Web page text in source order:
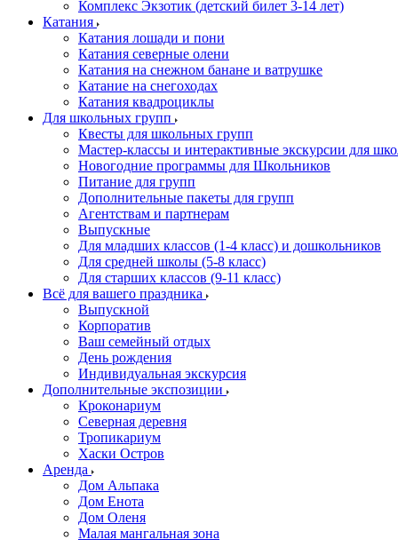
Комплекс Экзотик (детский билет 3-14 лет)
Катания
Катания лошади и пони
Катания северные олени
Катания на снежном банане и ватрушке
Катание на снегоходах
Катания квадроциклы
Для школьных групп
Квесты для школьных групп
Мастер-классы и интерактивные экскурсии для
Новогодние программы для Школьников
Питание для групп
Дополнительные пакеты для групп
Агентствам и партнерам
Выпускные
Для младших классов (1-4 класс) и дошкольников
Для средней школы (5-8 класс)
Для старших классов (9-11 класс)
Всё для вашего праздника
Выпускной
Корпоратив
Ваш семейный отдых
День рождения
Индивидуальная экскурсия
Дополнительные экспозиции
Кроконариум
Северная деревня
Тропикариум
Хаски Остров
Аренда
Дом Альпака
Дом Енота
Дом Оленя
Малая мангальная зона